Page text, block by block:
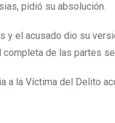
pidió su absolución.
y el acusado dio su
completa de las partes
a la Víctima del Delito